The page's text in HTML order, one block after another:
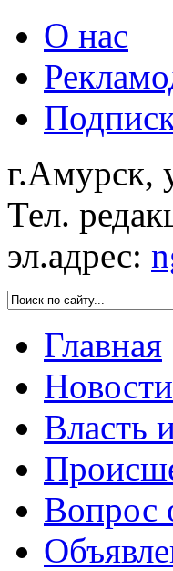
О нас
г.Амурск,
Тел.
эл.адрес:
Главная
Новости
Власть
Вопрос